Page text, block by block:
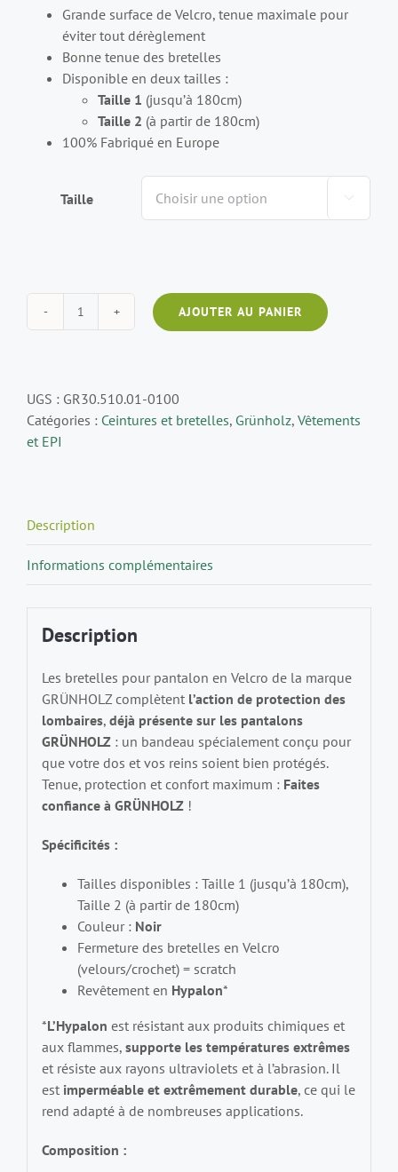
Grande surface de Velcro, tenue maximale pour
éviter tout dérèglement
Bonne tenue des bretelles
Disponible en deux tailles :
Taille 1 (jusqu’à 180cm)
Taille 2 (à partir de 180cm)
100% Fabriqué en Europe
Taille 
AJOUTER AU PANIER
UGS : GR30.510.01-0100
Catégories : Ceintures et bretelles, Grünholz, Vêtements
et EPI
Description
Informations complémentaires
Description
Les bretelles pour pantalon en Velcro de la marque
GRÜNHOLZ complètent l’action de protection des
lombaires, déjà présente sur les pantalons
GRÜNHOLZ: un bandeau spécialement conçu pour
que votre dos et vos reins soient bien protégés.
Tenue, protection et confort maximum : Faites
confiance à GRÜNHOLZ!
Spécificités :
Tailles disponibles : Taille 1 (jusqu’à 180cm),
Taille 2 (à partir de 180cm)
Couleur : Noir
Fermeture des bretelles en Velcro
(velours/crochet) = scratch
Revêtement en Hypalon*
*L’Hypalon est résistant aux produits chimiques et
aux flammes, supporte les températures extrêmes
et résiste aux rayons ultraviolets et à l’abrasion. Il
est imperméable et extrêmement durable, ce qui le
rend adapté à de nombreuses applications.
Composition :